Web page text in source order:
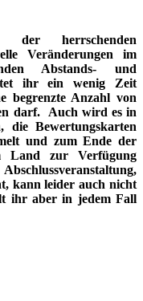
herrschenden
Veränderungen im
Abstands- und
ihr ein wenig Zeit
begrenzte Anzahl von
darf. Auch wird es in
die Bewertungskarten
und zum Ende der
Land zur Verfügung
kann leider auch nicht
ihr aber in jedem Fall